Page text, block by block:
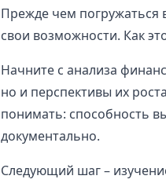
Прежде чем погружаться
свои возможности. Как
Начните с анализа
но и перспективы их
понимать: способность
документально.
Следующий шаг –